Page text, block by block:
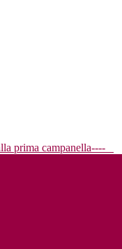
prima campanella----